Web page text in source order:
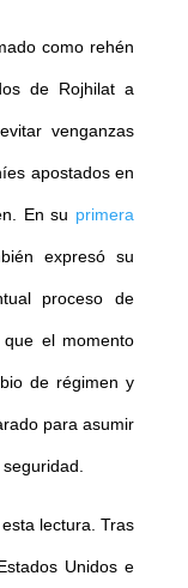
como rehén
de Rojhilat a
venganzas
apostados en
En su primera
expresó su
proceso de
el momento
de régimen y
para asumir
lectura. Tras
Unidos e